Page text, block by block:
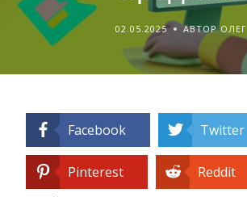
02.05.2025 АВТОР ОЛЕГ
Facebook Twitter
Pinterest Reddit